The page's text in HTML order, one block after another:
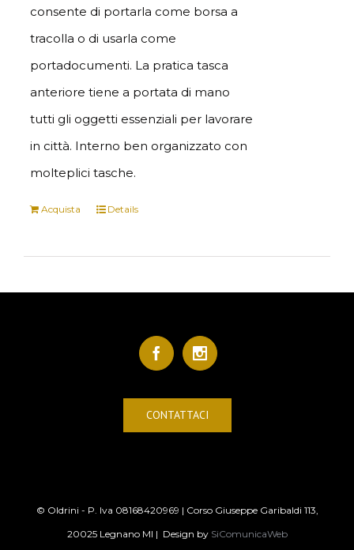
consente di portarla come borsa a
tracolla o di usarla come
portadocumenti. La pratica tasca
anteriore tiene a portata di mano
tutti gli oggetti essenziali per lavorare
in città. Interno ben organizzato con
molteplici tasche.
Acquista Details
CONTATTACI
© Oldrini - P. Iva 08168420969 | Corso Giuseppe Garibaldi 113,
20025 Legnano MI | Design by SiComunicaWeb